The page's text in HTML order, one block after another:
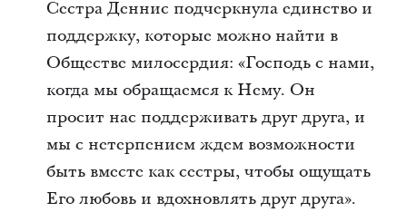
Сестра Деннис подчеркнула единство и
поддержку, которые можно найти в
Обществе милосердия: «Господь с нами,
когда мы обращаемся к Нему. Он
просит нас поддерживать друг друга, и
мы с нетерпением ждем возможности
быть вместе как сестры, чтобы ощущать
Его любовь и вдохновлять друг друга».